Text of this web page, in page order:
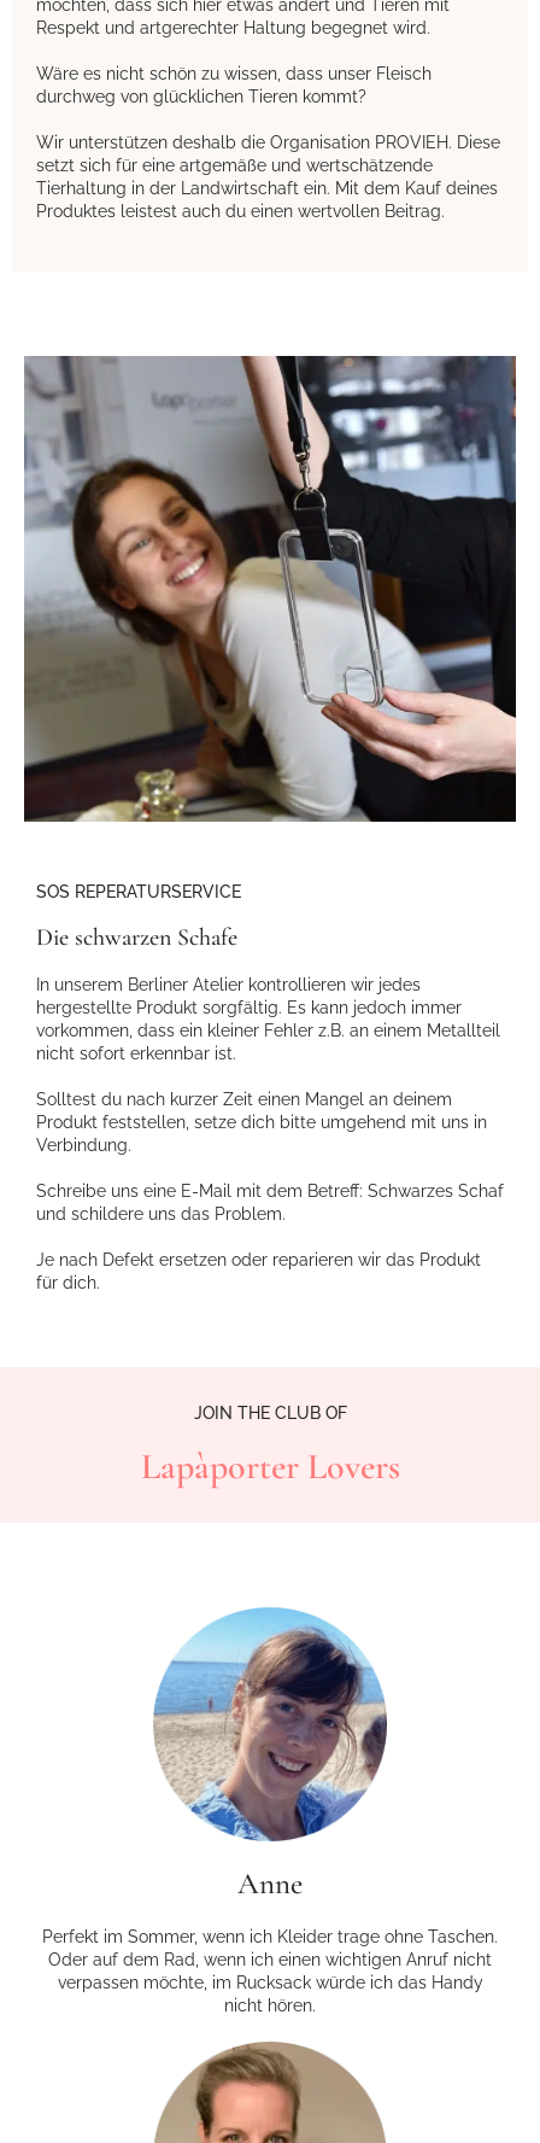
möchten, dass sich hier etwas ändert und Tieren mit
Respekt und artgerechter Haltung begegnet wird.
Wäre es nicht schön zu wissen, dass unser Fleisch
durchweg von glücklichen Tieren kommt?
Wir unterstützen deshalb die Organisation PROVIEH. Diese
setzt sich für eine artgemäße und wertschätzende
Tierhaltung in der Landwirtschaft ein. Mit dem Kauf deines
Produktes leistest auch du einen wertvollen Beitrag.
SOS REPERATURSERVICE
Die schwarzen Schafe
In unserem Berliner Atelier kontrollieren wir jedes
hergestellte Produkt sorgfältig. Es kann jedoch immer
vorkommen, dass ein kleiner Fehler z.B. an einem Metallteil
nicht sofort erkennbar ist.
Solltest du nach kurzer Zeit einen Mangel an deinem
Produkt feststellen, setze dich bitte umgehend mit uns in
Verbindung.
Schreibe uns eine E-Mail mit dem Betreff: Schwarzes Schaf
und schildere uns das Problem.
Je nach Defekt ersetzen oder reparieren wir das Produkt
für dich.
JOIN THE CLUB OF
Lapàporter Lovers
Anne
Perfekt im Sommer, wenn ich Kleider trage ohne Taschen.
Oder auf dem Rad, wenn ich einen wichtigen Anruf nicht
verpassen möchte, im Rucksack würde ich das Handy
nicht hören.